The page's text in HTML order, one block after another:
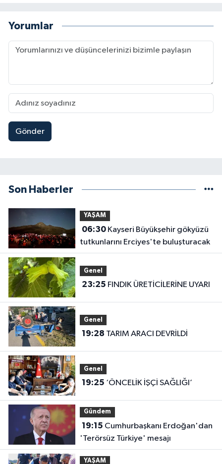
Yorumlar
Gönder
Son Haberler
YAŞAM
06:30Kayseri Büyükşehir gökyüzü
tutkunlarını Erciyes'te buluşturacak
Genel
23:25 FINDIK ÜRETİCİLERİNE UYARI
Genel
19:28 TARIM ARACI DEVRİLDİ
Genel
19:25 ‘ÖNCELİK İŞÇİ SAĞLIĞI’
Gündem
19:15
'Terörsüz Türkiye' mesajı
YAŞAM